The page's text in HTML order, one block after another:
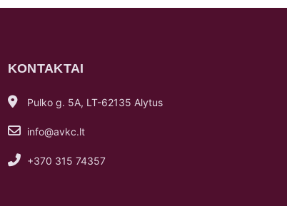
KONTAKTAI
Pulko g. 5A, LT-62135 Alytus
info@avkc.lt
+370 315 74357